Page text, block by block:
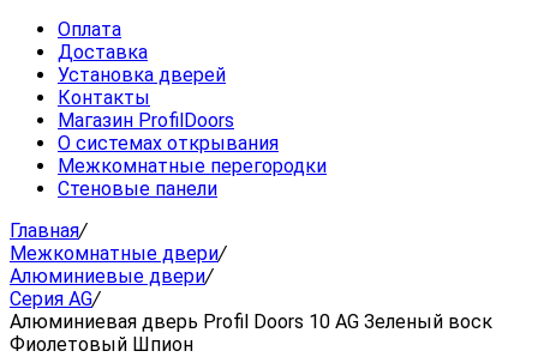
Оплата
Доставка
Установка дверей
Контакты
Магазин ProfilDoors
О системах открывания
Межкомнатные перегородки
Стеновые панели
Главная/
Межкомнатные двери/
Алюминиевые двери/
Серия AG/
Алюминиевая дверь Profil Doors 10 AG Зеленый воск
Фиолетовый Шпион